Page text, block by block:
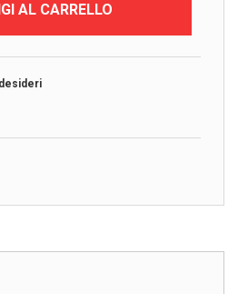
AL CARRELLO